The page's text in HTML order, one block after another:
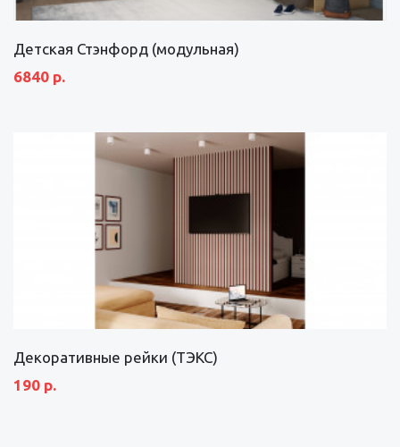
Детская Стэнфорд (модульная)
6840 р.
Декоративные рейки (ТЭКС)
190 р.